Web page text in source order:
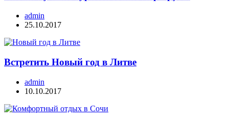
admin
25.10.2017
Встретить Новый год в Литве
admin
10.10.2017